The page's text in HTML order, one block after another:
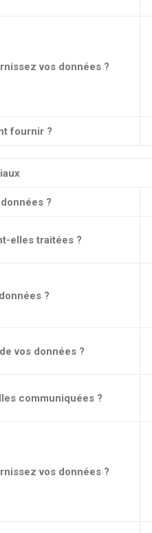
vos données ?
fournir ?
?
elles traitées ?
?
vos données ?
communiquées ?
vos données ?